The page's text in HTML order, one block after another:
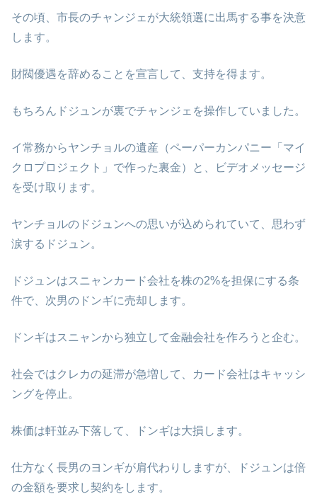
その頃、市長のチャンジェが大統領選に出馬する事を決意
します。
財閥優遇を辞めることを宣言して、支持を得ます。
もちろんドジュンが裏でチャンジェを操作していました。
イ常務からヤンチョルの遺産（ペーパーカンパニー「マイ
クロプロジェクト」で作った裏金）と、ビデオメッセージ
を受け取ります。
ヤンチョルのドジュンへの思いが込められていて、思わず
涙するドジュン。
ドジュンはスニャンカード会社を株の2%を担保にする条
件で、次男のドンギに売却します。
ドンギはスニャンから独立して金融会社を作ろうと企む。
社会ではクレカの延滞が急増して、カード会社はキャッシ
ングを停止。
株価は軒並み下落して、ドンギは大損します。
仕方なく長男のヨンギが肩代わりしますが、ドジュンは倍
の金額を要求し契約をします。